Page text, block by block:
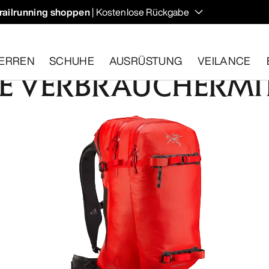
shoppen| Kostenlose Rückgabe
Artikel innerhalb von 30 Tagen zurückgeben.
SCHUHE AUSRÜSTUNG VEILANCE